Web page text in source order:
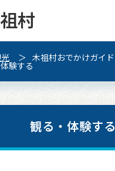
村
木祖村おでかけガイド
験する
観る・体験する